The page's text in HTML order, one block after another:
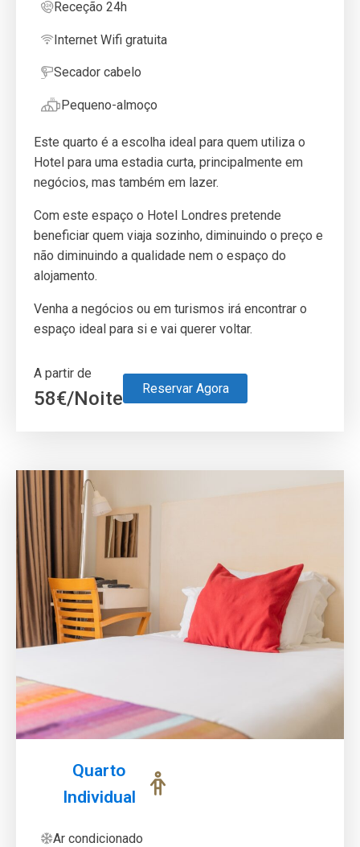
Receção 24h
Internet Wifi gratuita
Secador cabelo
Pequeno-almoço
Este quarto é a escolha ideal para quem utiliza o
Hotel para uma estadia curta, principalmente em
negócios, mas também em lazer.
Com este espaço o Hotel Londres pretende
beneficiar quem viaja sozinho, diminuindo o preço e
não diminuindo a qualidade nem o espaço do
alojamento.
Venha a negócios ou em turismos irá encontrar o
espaço ideal para si e vai querer voltar.
A partir de
58€/Noite Reservar Agora
Quarto
Individual
Ar condicionado